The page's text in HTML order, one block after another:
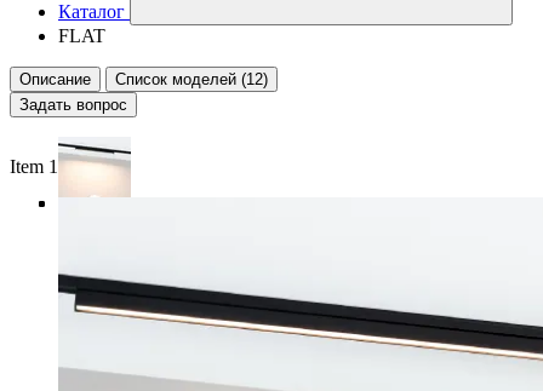
Каталог
FLAT
Описание
Список моделей (12)
Задать вопрос
Item 1 of 4